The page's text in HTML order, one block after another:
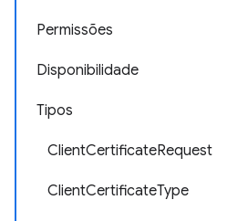
Permissões
Disponibilidade
Tipos
ClientCertificateRequest
ClientCertificateType